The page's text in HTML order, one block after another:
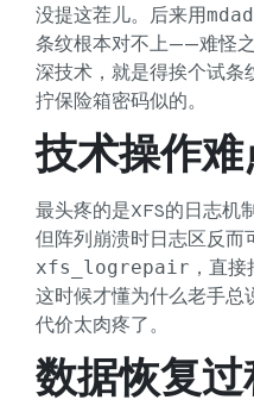
没提这茬儿。后来用
条纹根本对不上——难怪
深技术，就是得挨个试条
拧保险箱密码似的。
技术操作难
最头疼的是XFS的日志机
但阵列崩溃时日志区反而
xfs_logrepair ，直
这时候才懂为什么老手总
代价太肉疼了。
数据恢复过